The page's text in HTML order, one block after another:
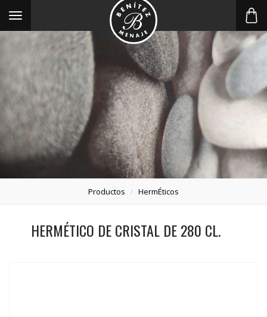
Toggle
navigation
Productos HermÉticos
HERMÉTICO DE CRISTAL DE 280 CL.